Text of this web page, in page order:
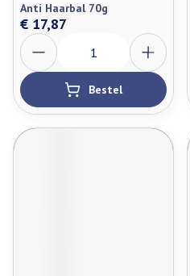
Anti Haarbal 70g
€ 17,87
Aantal
Bestel